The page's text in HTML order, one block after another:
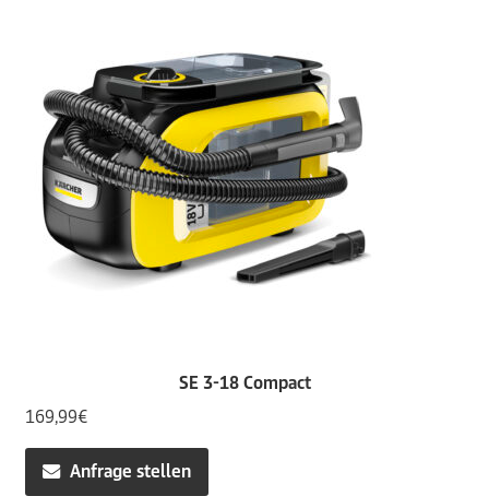
SE 3-18 Compact
169,99€
Anfrage stellen